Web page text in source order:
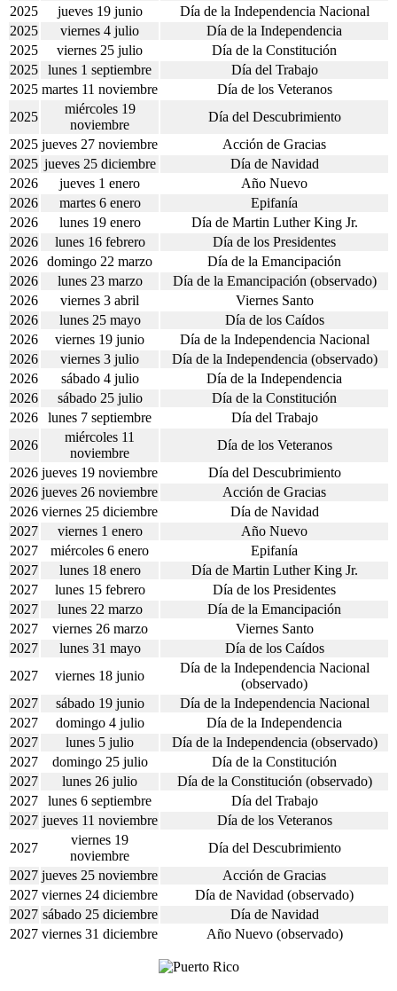
2025
jueves 19 junio
Día de la Independencia Nacional
2025
viernes 4 julio
Día de la Independencia
2025
viernes 25 julio
Día de la Constitución
2025
lunes 1 septiembre
Día del Trabajo
2025 martes 11 noviembre
Día de los Veteranos
2025
miércoles 19
noviembre
Día del Descubrimiento
2025 jueves 27 noviembre
Acción de Gracias
2025 jueves 25 diciembre
Día de Navidad
2026
jueves 1 enero
Año Nuevo
2026
martes 6 enero
Epifanía
2026
lunes 19 enero
Día de Martin Luther King Jr.
2026
lunes 16 febrero
Día de los Presidentes
2026 domingo 22 marzo
Día de la Emancipación
2026
lunes 23 marzo
Día de la Emancipación (observado)
2026
viernes 3 abril
Viernes Santo
2026
lunes 25 mayo
Día de los Caídos
2026
viernes 19 junio
Día de la Independencia Nacional
2026
viernes 3 julio
Día de la Independencia (observado)
2026
sábado 4 julio
Día de la Independencia
2026
sábado 25 julio
Día de la Constitución
2026
lunes 7 septiembre
Día del Trabajo
2026
miércoles 11
noviembre
Día de los Veteranos
2026 jueves 19 noviembre
Día del Descubrimiento
2026 jueves 26 noviembre
Acción de Gracias
2026 viernes 25 diciembre
Día de Navidad
2027
viernes 1 enero
Año Nuevo
2027
miércoles 6 enero
Epifanía
2027
lunes 18 enero
Día de Martin Luther King Jr.
2027
lunes 15 febrero
Día de los Presidentes
2027
lunes 22 marzo
Día de la Emancipación
2027
viernes 26 marzo
Viernes Santo
2027
lunes 31 mayo
Día de los Caídos
2027
viernes 18 junio
Día de la Independencia Nacional
(observado)
2027
sábado 19 junio
Día de la Independencia Nacional
2027
domingo 4 julio
Día de la Independencia
2027
lunes 5 julio
Día de la Independencia (observado)
2027
domingo 25 julio
Día de la Constitución
2027
lunes 26 julio
Día de la Constitución (observado)
2027
lunes 6 septiembre
Día del Trabajo
2027 jueves 11 noviembre
Día de los Veteranos
2027
viernes 19
noviembre
Día del Descubrimiento
2027 jueves 25 noviembre
Acción de Gracias
2027 viernes 24 diciembre
Día de Navidad (observado)
2027 sábado 25 diciembre
Día de Navidad
2027 viernes 31 diciembre Año Nuevo (observado)